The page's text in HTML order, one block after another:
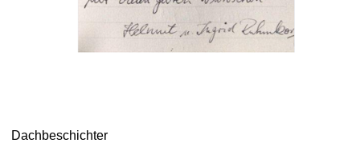
Dachbeschichter